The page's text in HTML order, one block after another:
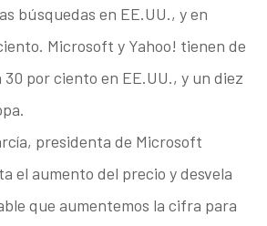
búsquedas en EE.UU., y en
Microsoft y Yahoo! tienen de
por ciento en EE.UU., y un diez
presidenta de Microsoft
el aumento del precio y desvela
que aumentemos la cifra para